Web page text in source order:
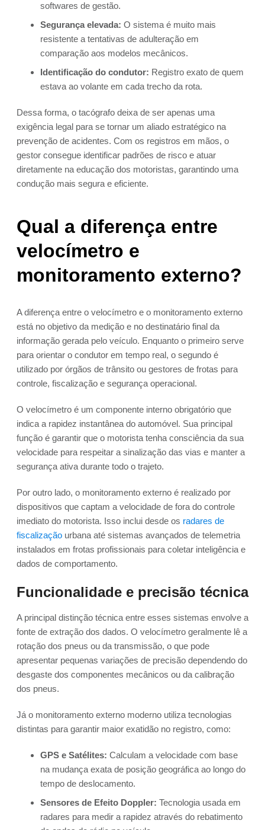
softwares de gestão.
Segurança elevada: O sistema é muito mais
resistente a tentativas de adulteração em
comparação aos modelos mecânicos.
Identificação do condutor: Registro exato de quem
estava ao volante em cada trecho da rota.
Dessa forma, o tacógrafo deixa de ser apenas uma
exigência legal para se tornar um aliado estratégico na
prevenção de acidentes. Com os registros em mãos, o
gestor consegue identificar padrões de risco e atuar
diretamente na educação dos motoristas, garantindo uma
condução mais segura e eficiente.
Qual a diferença entre
velocímetro e
monitoramento externo?
A diferença entre o velocímetro e o monitoramento externo
está no objetivo da medição e no destinatário final da
informação gerada pelo veículo. Enquanto o primeiro serve
para orientar o condutor em tempo real, o segundo é
utilizado por órgãos de trânsito ou gestores de frotas para
controle, fiscalização e segurança operacional.
O velocímetro é um componente interno obrigatório que
indica a rapidez instantânea do automóvel. Sua principal
função é garantir que o motorista tenha consciência da sua
velocidade para respeitar a sinalização das vias e manter a
segurança ativa durante todo o trajeto.
Por outro lado, o monitoramento externo é realizado por
dispositivos que captam a velocidade de fora do controle
imediato do motorista. Isso inclui desde os radares de
fiscalização urbana até sistemas avançados de telemetria
instalados em frotas profissionais para coletar inteligência e
dados de comportamento.
Funcionalidade e precisão técnica
A principal distinção técnica entre esses sistemas envolve a
fonte de extração dos dados. O velocímetro geralmente lê a
rotação dos pneus ou da transmissão, o que pode
apresentar pequenas variações de precisão dependendo do
desgaste dos componentes mecânicos ou da calibração
dos pneus.
Já o monitoramento externo moderno utiliza tecnologias
distintas para garantir maior exatidão no registro, como:
GPS e Satélites: Calculam a velocidade com base
na mudança exata de posição geográfica ao longo do
tempo de deslocamento.
Sensores de Efeito Doppler: Tecnologia usada em
radares para medir a rapidez através do rebatimento